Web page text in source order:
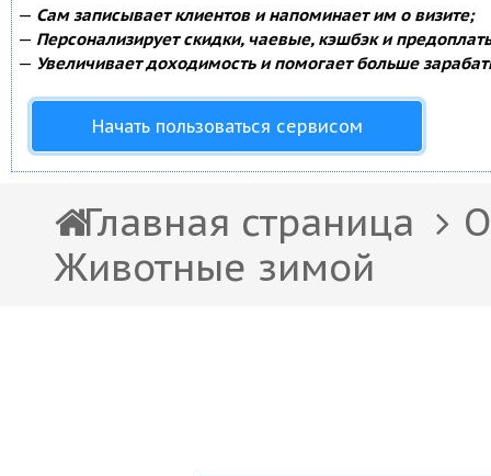
— Сам записывает клиентов и напоминает им о визите;
— Персонализирует скидки, чаевые, кэшбэк и
— Увеличивает доходимость и помогает больше
Начать пользоваться сервисом
Главная страница
Животные зимой